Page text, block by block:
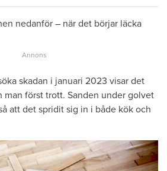
nedanför – när det börjar läcka
skadan i januari 2023 visar det
man först trott. Sanden under golvet
att det spridit sig in i både kök och